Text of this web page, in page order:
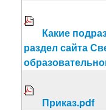
Какие
раздел сайта
Приказ.pdf